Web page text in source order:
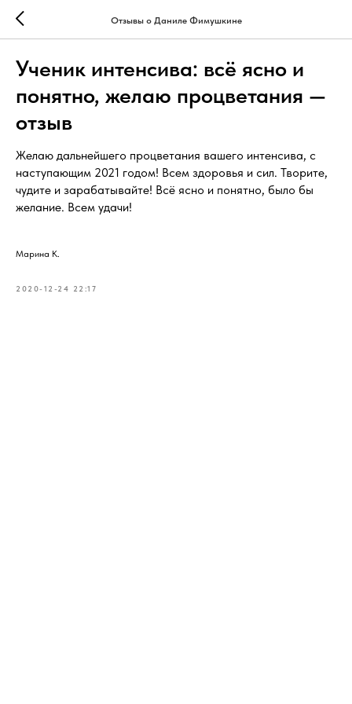
Отзывы о Даниле Фимушкине
Ученик интенсива: всё ясно и
понятно, желаю процветания —
отзыв
Желаю дальнейшего процветания вашего интенсива, с
наступающим 2021 годом! Всем здоровья и сил. Творите,
чудите и зарабатывайте! Всё ясно и понятно, было бы
желание. Всем удачи!
Марина К.
2020-12-24 22:17